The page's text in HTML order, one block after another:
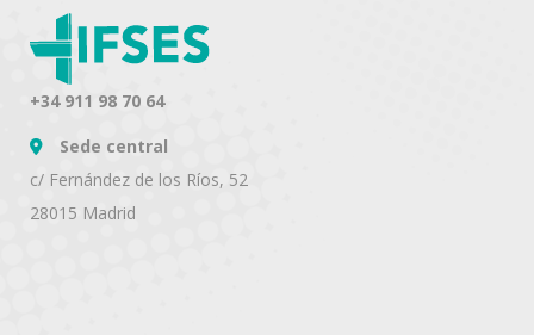
+34 911 98 70 64
Sede central
c/ Fernández de los Ríos, 52
28015 Madrid